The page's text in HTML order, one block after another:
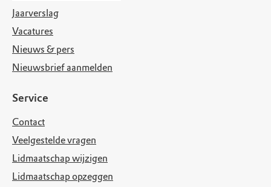
Jaarverslag
Vacatures
Nieuws & pers
Nieuwsbrief aanmelden
Service
Contact
Veelgestelde vragen
Lidmaatschap wijzigen
Lidmaatschap opzeggen